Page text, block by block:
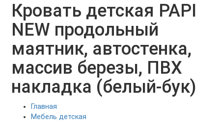
Кровать детская PAPI
NEW продольный
маятник, автостенка,
массив березы, ПВХ
накладка (белый-бук)
Главная
Мебель детская